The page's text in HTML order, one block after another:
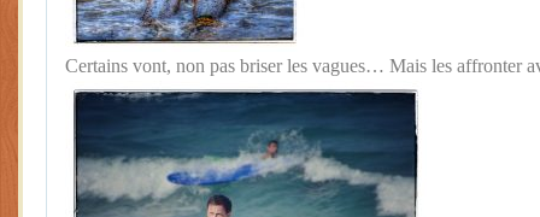
Certains vont, non pas briser les vagues… Mais les affronter